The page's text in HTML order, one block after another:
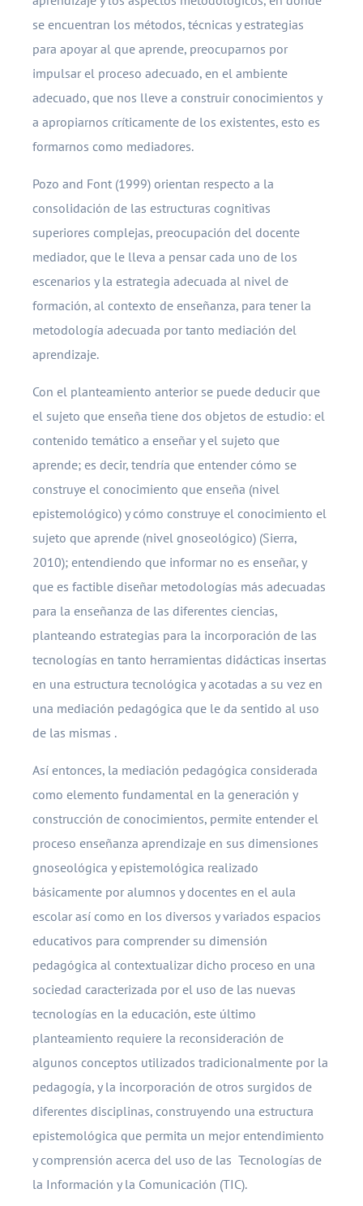
se encuentran los métodos, técnicas y estrategias
para apoyar al que aprende, preocuparnos por
impulsar el proceso adecuado, en el ambiente
adecuado, que nos lleve a construir conocimientos y
a apropiarnos críticamente de los existentes, esto es
formarnos como mediadores.
Pozo and Font (1999) orientan respecto a la
consolidación de las estructuras cognitivas
superiores complejas, preocupación del docente
mediador, que le lleva a pensar cada uno de los
escenarios y la estrategia adecuada al nivel de
formación, al contexto de enseñanza, para tener la
metodología adecuada por tanto mediación del
aprendizaje.
Con el planteamiento anterior se puede deducir que
el sujeto que enseña tiene dos objetos de estudio: el
contenido temático a enseñar y el sujeto que
aprende; es decir, tendría que entender cómo se
construye el conocimiento que enseña (nivel
epistemológico) y cómo construye el conocimiento el
sujeto que aprende (nivel gnoseológico) (Sierra,
2010); entendiendo que informar no es enseñar, y
que es factible diseñar metodologías más adecuadas
para la enseñanza de las diferentes ciencias,
planteando estrategias para la incorporación de las
tecnologías en tanto herramientas didácticas insertas
en una estructura tecnológica y acotadas a su vez en
una mediación pedagógica que le da sentido al uso
de las mismas .
Así entonces, la mediación pedagógica considerada
como elemento fundamental en la generación y
construcción de conocimientos, permite entender el
proceso enseñanza aprendizaje en sus dimensiones
gnoseológica y epistemológica realizado
básicamente por alumnos y docentes en el aula
escolar así como en los diversos y variados espacios
educativos para comprender su dimensión
pedagógica al contextualizar dicho proceso en una
sociedad caracterizada por el uso de las nuevas
tecnologías en la educación, este último
planteamiento requiere la reconsideración de
algunos conceptos utilizados tradicionalmente por la
pedagogía, y la incorporación de otros surgidos de
diferentes disciplinas, construyendo una estructura
epistemológica que permita un mejor entendimiento
y comprensión acerca del uso de las Tecnologías de
la Información y la Comunicación (TIC).